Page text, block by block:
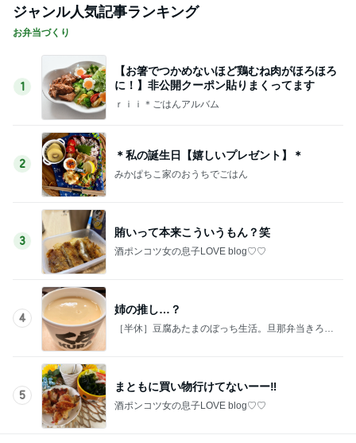
ジャンル人気記事ランキング
お弁当づくり
1
【お箸でつかめないほど鶏むね肉がほろほろ
に！】非公開クーポン貼りまくってます
ｒｉｉ＊ごはんアルバム
2
＊私の誕生日【嬉しいプレゼント】＊
みかぱちこ家のおうちでごはん
3
賄いって本来こういうもん？笑
酒ポンコツ女の息子LOVE blog♡♡
4
姉の推し…？
［半休］豆腐あたまのぼっち生活。旦那弁当きろく
5
まともに買い物行けてないーー‼︎
酒ポンコツ女の息子LOVE blog♡♡